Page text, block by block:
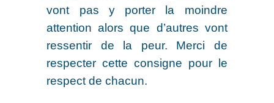
vont pas y porter la moindre
attention alors que d’autres vont
ressentir de la peur. Merci de
respecter cette consigne pour le
respect de chacun.